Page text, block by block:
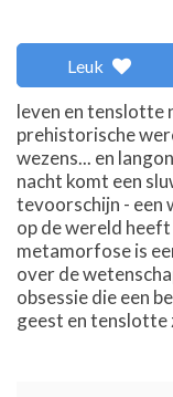
Leuk
leven en tenslotte
prehistorische
wezens... en
nacht komt een
tevoorschijn - een
op de wereld
metamorfose is
over de
obsessie die een
geest en tenslotte